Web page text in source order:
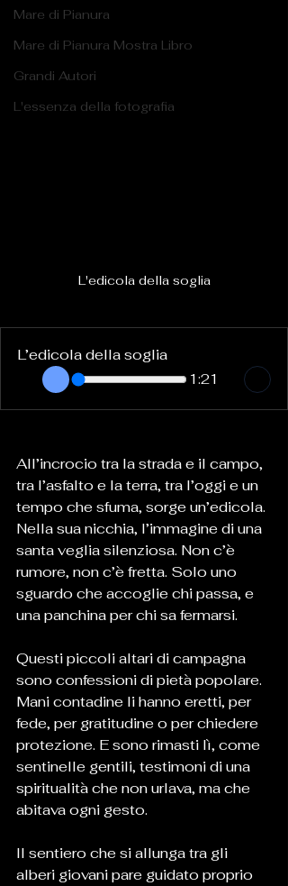
Mare di Pianura
Mare di Pianura Mostra Libro
Grandi Autori
L'essenza della fotografia
L'edicola della soglia
L’edicola della soglia
1:21
All’incrocio tra la strada e il campo,
tra l’asfalto e la terra, tra l’oggi e un
tempo che sfuma, sorge un’edicola.
Nella sua nicchia, l’immagine di una
santa veglia silenziosa. Non c’è
rumore, non c’è fretta. Solo uno
sguardo che accoglie chi passa, e
una panchina per chi sa fermarsi.
Questi piccoli altari di campagna
sono confessioni di pietà popolare.
Mani contadine li hanno eretti, per
fede, per gratitudine o per chiedere
protezione. E sono rimasti lì, come
sentinelle gentili, testimoni di una
spiritualità che non urlava, ma che
abitava ogni gesto.
Il sentiero che si allunga tra gli
alberi giovani pare guidato proprio